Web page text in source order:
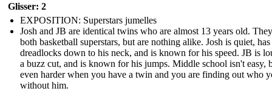
Glisser: 2
EXPOSITION: Superstars jumelles
Josh and JB are identical twins who are almost 13 years old.
both basketball superstars, but are nothing alike. Josh is quiet, has
dreadlocks down to his neck, and is known for his speed. JB is
a buzz cut, and is known for his jumps. Middle school isn't easy,
even harder when you have a twin and you are finding out who
without him.